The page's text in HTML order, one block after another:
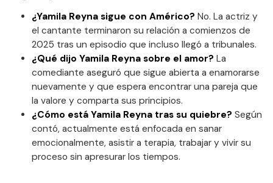
¿Yamila Reyna sigue con Américo? No. La actriz y
el cantante terminaron su relación a comienzos de
2025 tras un episodio que incluso llegó a tribunales.
¿Qué dijo Yamila Reyna sobre el amor? La
comediante aseguró que sigue abierta a enamorarse
nuevamente y que espera encontrar una pareja que
la valore y comparta sus principios.
¿Cómo está Yamila Reyna tras su quiebre? Según
contó, actualmente está enfocada en sanar
emocionalmente, asistir a terapia, trabajar y vivir su
proceso sin apresurar los tiempos.